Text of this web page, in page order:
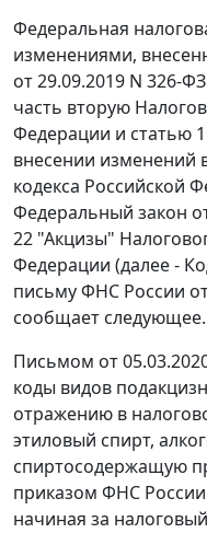
Федеральная
изменениями,
от 29.09.2019 N 326-
часть вторую
Федерации и статью
внесении изменений
кодекса Российской
Федеральный закон
22 "Акцизы"
Федерации (далее -
письму ФНС России
сообщает следующее.
Письмом от
коды видов
отражению в
этиловый спирт,
спиртосодержащую
приказом ФНС
начиная за